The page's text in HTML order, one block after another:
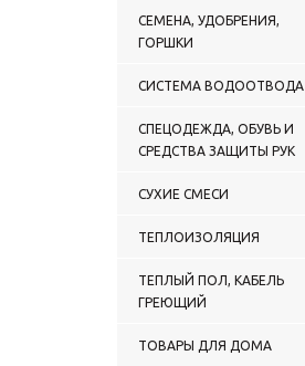
СЕМЕНА, УДОБРЕНИЯ,
ГОРШКИ
СИСТЕМА ВОДООТВОДА
СПЕЦОДЕЖДА, ОБУВЬ И
СРЕДСТВА ЗАЩИТЫ РУК
СУХИЕ СМЕСИ
ТЕПЛОИЗОЛЯЦИЯ
ТЕПЛЫЙ ПОЛ, КАБЕЛЬ
ГРЕЮЩИЙ
ТОВАРЫ ДЛЯ ДОМА